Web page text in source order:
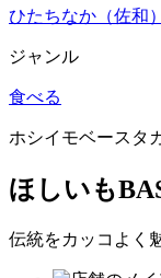
ひたちなか（佐和）
ジャンル
食べる
ホシイモベースタ
ほしいも
伝統をカッコよく